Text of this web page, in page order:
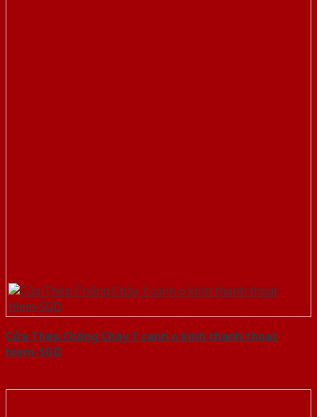
Cửa Thép Chống Cháy 1 canh o kinh thanh thoat
hiem-SGD